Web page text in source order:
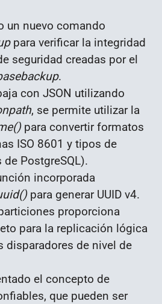
un nuevo comando
para verificar la integridad
seguridad creadas por el
.
con JSON utilizando
, se permite utilizar la
para convertir formatos
ISO 8601 y tipos de
PostgreSQL).
incorporada
para generar UUID v4.
proporciona
para la replicación lógica
disparadores de nivel de
el concepto de
que pueden ser